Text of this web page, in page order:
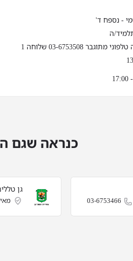
- נספח ד'
ה
03-6753508 שלוחה 1
כנראה שגם
03-6753466
גן
מאיר